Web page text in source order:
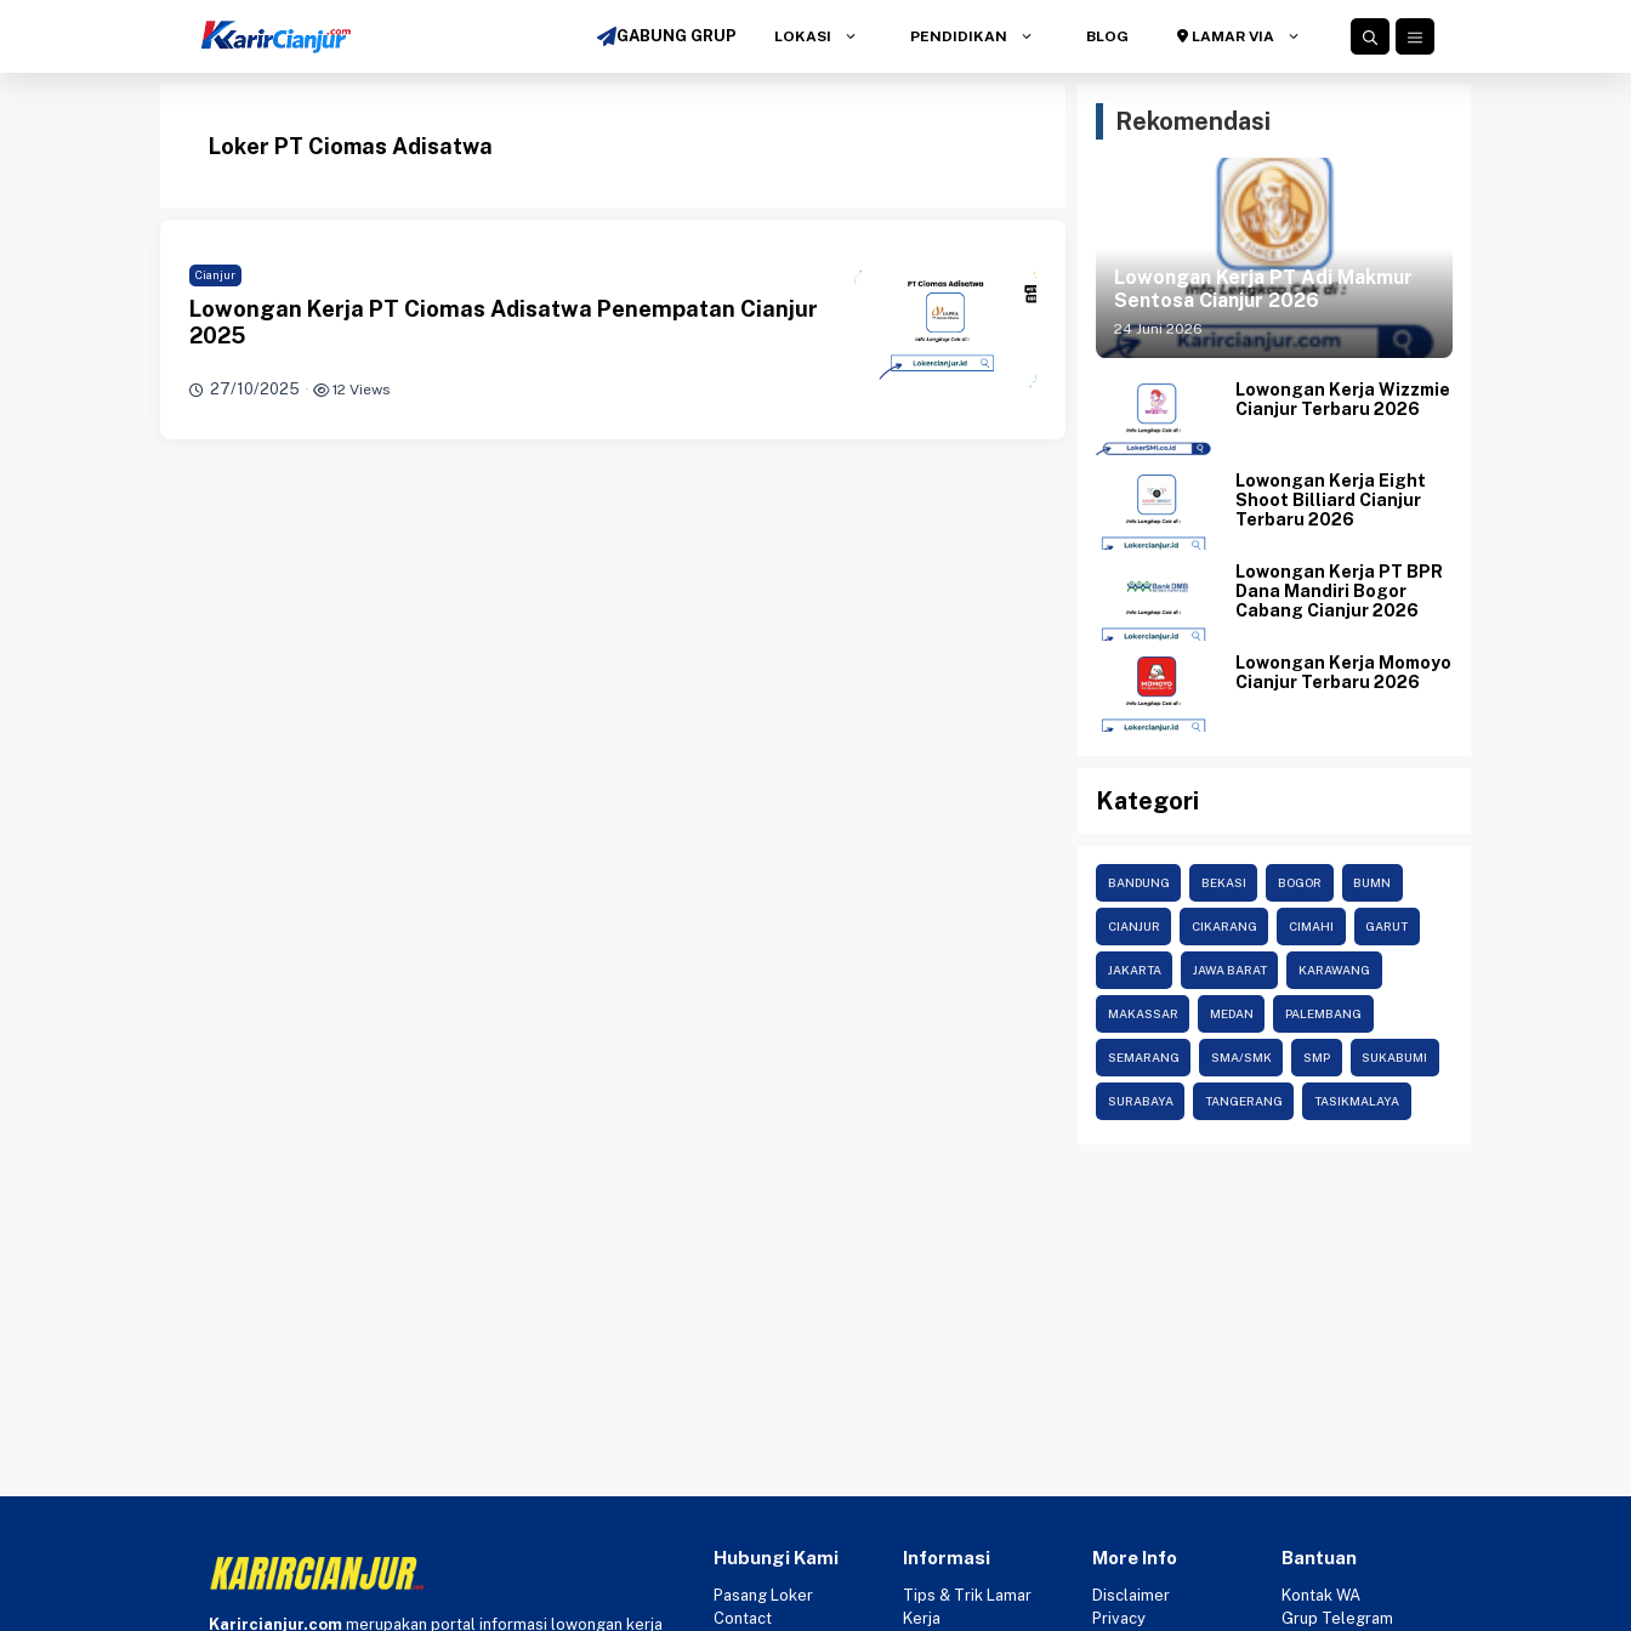
isi
GABUNG GRUP LOKASI PENDIDIKAN BLOG LAMAR VIA
Loker PT Ciomas Adisatwa
Cianjur
Lowongan Kerja PT Ciomas Adisatwa Penempatan Cianjur
2025
27/10/2025 · 12 Views
Rekomendasi
Lowongan Kerja PT Adi Makmur
Sentosa Cianjur 2026
24 Juni 2026
Lowongan Kerja Wizzmie
Cianjur Terbaru 2026
Lowongan Kerja Eight
Shoot Billiard Cianjur
Terbaru 2026
Lowongan Kerja PT BPR
Dana Mandiri Bogor
Cabang Cianjur 2026
Lowongan Kerja Momoyo
Cianjur Terbaru 2026
Kategori
BANDUNG BEKASI BOGOR BUMN
CIANJUR CIKARANG CIMAHI GARUT
JAKARTA JAWA BARAT KARAWANG
MAKASSAR MEDAN PALEMBANG
SEMARANG SMA/SMK SMP SUKABUMI
SURABAYA TANGERANG TASIKMALAYA
Karircianjur.com merupakan portal informasi lowongan kerja
Hubungi Kami
Pasang Loker
Contact
Informasi
Tips & Trik Lamar
Kerja
More Info
Disclaimer
Privacy
Bantuan
Kontak WA
Grup Telegram